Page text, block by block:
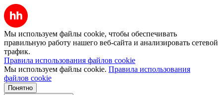
Мы используем файлы cookie, чтобы обеспечивать
правильную работу нашего веб-сайта и анализировать сетевой
трафик.
Правила использования файлов cookie
Мы используем файлы cookie. Правила использования
файлов cookie
Понятно